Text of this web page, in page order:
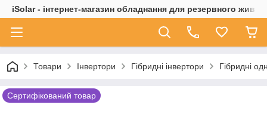
iSolar - інтернет-магазин обладнання для резервного
Товари Інвертори Гібридні інвертори Гібридні
Сертифікований товар